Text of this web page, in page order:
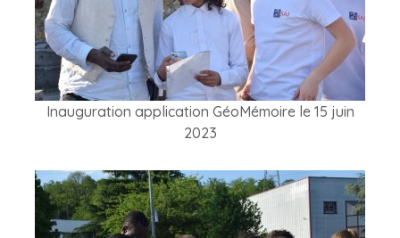
Inauguration application GéoMémoire le 15 juin
2023